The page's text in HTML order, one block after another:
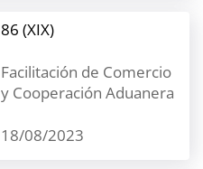
86 (XIX)
Facilitación de Comercio
y Cooperación Aduanera
18/08/2023